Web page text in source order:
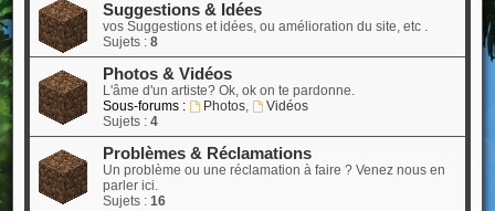
Suggestions & Idées
vos Suggestions et idées, ou amélioration du site, etc .
Sujets : 8
Photos & Vidéos
L'âme d'un artiste? Ok, ok on te pardonne.
Sous-forums :
Photos,
Vidéos
Sujets : 4
Problèmes & Réclamations
Un problème ou une réclamation à faire ? Venez nous en
parler ici.
Sujets : 16